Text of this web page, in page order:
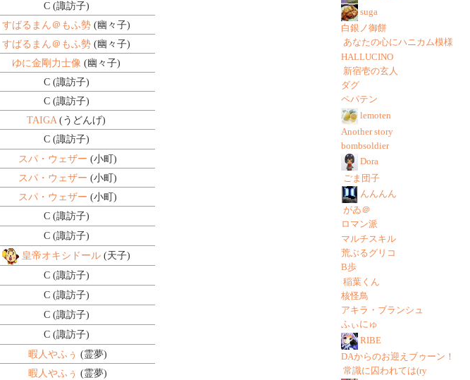
C (諏訪子)
すばるまん＠もふ勢 (幽々子)
すばるまん＠もふ勢 (幽々子)
ゆに金剛力士像 (幽々子)
C (諏訪子)
C (諏訪子)
TAIGA(うどんげ)
C (諏訪子)
スパ・ウェザー (小町)
スパ・ウェザー (小町)
スパ・ウェザー (小町)
C (諏訪子)
C (諏訪子)
皇帝オキシドール (天子)
C (諏訪子)
C (諏訪子)
C (諏訪子)
C (諏訪子)
暇人やふぅ (霊夢)
暇人やふぅ (霊夢)
suga
白銀ノ御餅
あなたの心にハニカム模様
HALLUCINO
新宿壱の玄人
ダグ
ペパテン
lemoten
Another story
bombsoldier
Dora
ごま団子
んんんん
がゐ＠
ロマン派
マルチスキル
荒ぶるグリコ
B歩
稲葉くん
核怪鳥
アキラ・ブランシュ
ふぃにゅ
RIBE
DAからのお迎えブゥーン！
常識に囚われては(ry